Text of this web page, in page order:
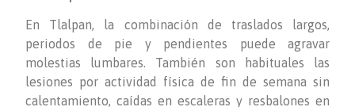
En Tlalpan, la combinación de traslados largos,
periodos de pie y pendientes puede agravar
molestias lumbares. También son habituales las
lesiones por actividad física de fin de semana sin
calentamiento, caídas en escaleras y resbalones en